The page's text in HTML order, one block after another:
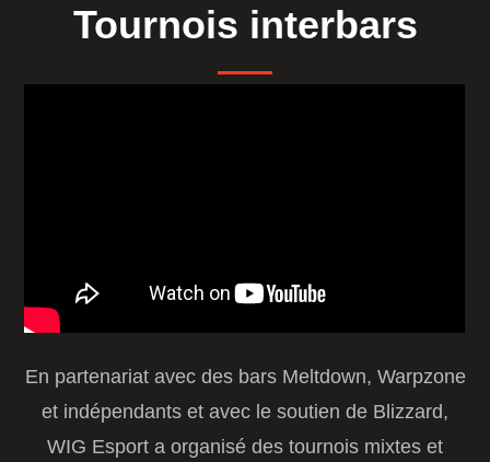
Tournois interbars
En partenariat avec des bars Meltdown, Warpzone
et indépendants et avec le soutien de Blizzard,
WIG Esport a organisé des tournois mixtes et